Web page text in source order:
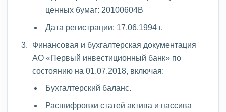
ценных бумаг: 20100604В
Дата регистрации: 17.06.1994 г.
Финансовая и бухгалтерская документация
АО «Первый инвестиционный банк» по
состоянию на 01.07.2018, включая:
Бухгалтерский баланс.
Расшифровки статей актива и пассива